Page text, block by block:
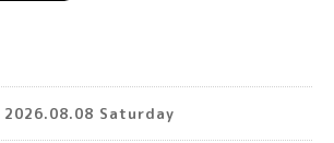
2026.08.08 Saturday